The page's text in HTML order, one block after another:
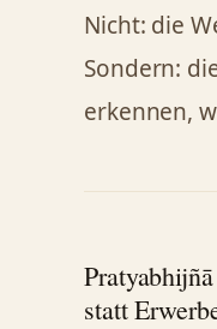
Nicht: die
Sondern:
erkennen,
statt